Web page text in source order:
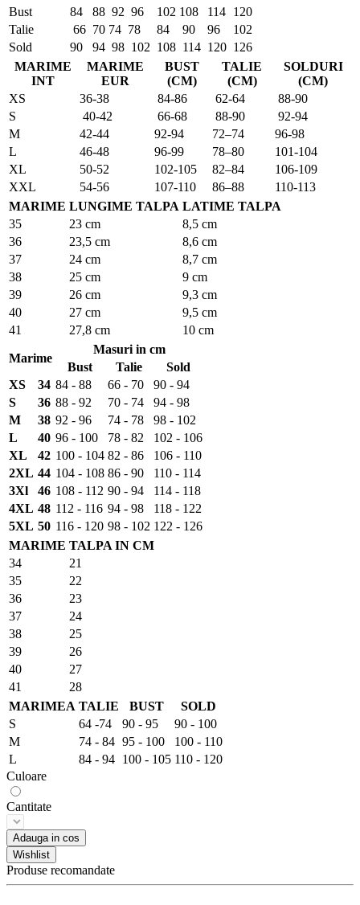
Bust
84 88 92 96 102 108 114 120
Talie
66 70 74 78 84 90 96
102
Sold
90 94 98 102 108 114 120 126
MARIME
INT
MARIME
EUR
BUST
(CM)
TALIE
(CM)
SOLDURI
(CM)
XS
36-38 84-86 62-64
88-90
S
40-42 66-68 88-90
92-94
M
42-44 92-94 72–74
96-98
L
46-48 96-99 78–80
101-104
XL
50-52 102-105 82–84
106-109
XXL
54-56 107-110 86–88
110-113
MARIME LUNGIME TALPA LATIME TALPA
35
23 cm
8,5 cm
36
23,5 cm
8,6 cm
37
24 cm
8,7 cm
38
25 cm
9 cm
39
26 cm
9,3 cm
40
27 cm
9,5 cm
41
27,8 cm 10 cm
Marime
Masuri in cm
Bust
Talie
Sold
XS
34 84 - 88 66 - 70
90 - 94
S
36 88 - 92 70 - 74
94 - 98
M
38 92 - 96 74 - 78
98 - 102
L
40 96 - 100 78 - 82
102 - 106
XL
42 100 - 104 82 - 86
106 - 110
2XL 44 104 - 108 86 - 90
110 - 114
3Xl
46 108 - 112 90 - 94
114 - 118
4XL 48 112 - 116 94 - 98
118 - 122
5XL 50 116 - 120 98 - 102 122 - 126
MARIME TALPA IN CM
34
21
35
22
36
23
37
24
38
25
39
26
40
27
41
28
MARIMEA TALIE BUST
SOLD
S
64 -74 90 - 95
90 - 100
M
74 - 84 95 - 100
100 - 110
L
84 - 94 100 - 105 110 - 120
Culoare
Cantitate
Adauga in cos
Wishlist
Produse recomandate